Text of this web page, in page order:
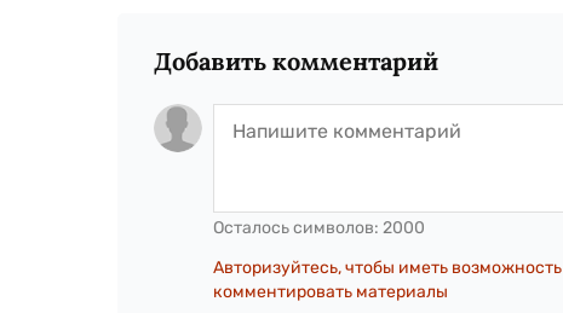
Добавить комментарий
Осталось символов: 2000
Авторизуйтесь, чтобы иметь возможность
комментировать материалы